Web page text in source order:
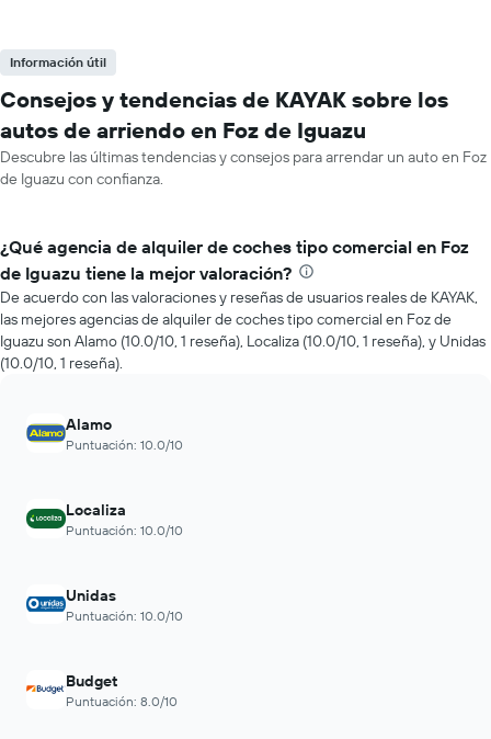
Información útil
Consejos y tendencias de KAYAK sobre los
autos de arriendo en Foz de Iguazu
Descubre las últimas tendencias y consejos para arrendar un auto en Foz
de Iguazu con confianza.
¿Qué agencia de alquiler de coches tipo comercial en Foz
de Iguazu tiene la mejor valoración?
De acuerdo con las valoraciones y reseñas de usuarios reales de KAYAK,
las mejores agencias de alquiler de coches tipo comercial en Foz de
Iguazu son Alamo (10.0/10, 1 reseña), Localiza (10.0/10, 1 reseña), y Unidas
(10.0/10, 1 reseña).
Alamo
Puntuación: 10.0/10
Localiza
Puntuación: 10.0/10
Unidas
Puntuación: 10.0/10
Budget
Puntuación: 8.0/10